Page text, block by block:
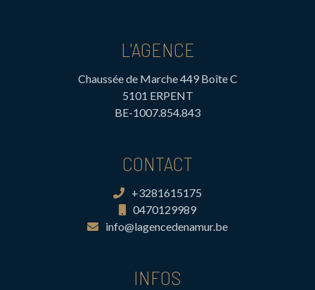
L'AGENCE
Chaussée de Marche 449 Boîte C
5101 ERPENT
BE-1007.854.843
CONTACT
+3281615175
0470129989
info@lagencedenamur.be
INFOS